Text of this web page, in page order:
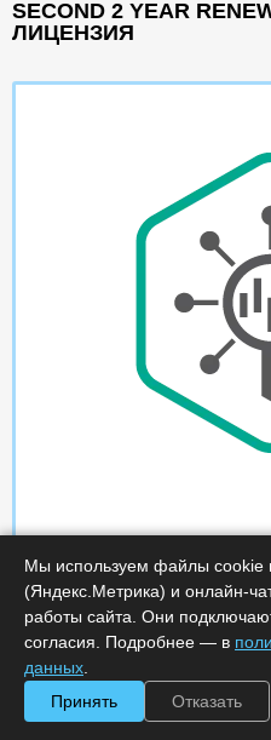
SECOND 2 YEAR
ЛИЦЕНЗИЯ
Мы используем файлы cookie
(Яндекс.Метрика) и онлайн-
работы сайта. Они
согласия. Подробнее — в
данных
Принять
Отказать